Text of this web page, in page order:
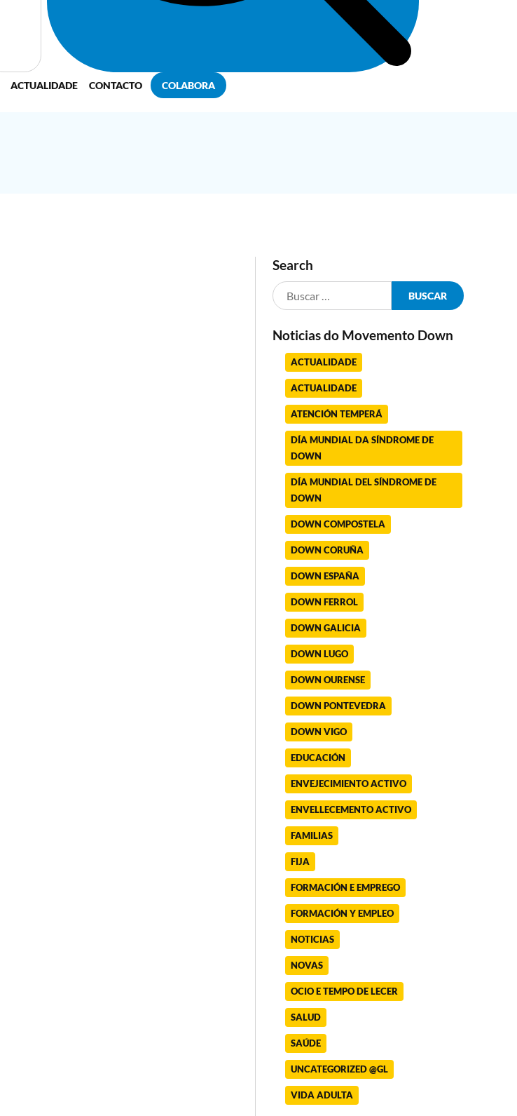
ACTUALIDADE CONTACTO COLABORA
Search
Noticias do Movemento Down
ACTUALIDADE
ACTUALIDADE
ATENCIÓN TEMPERÁ
DÍA MUNDIAL DA SÍNDROME DE
DOWN
DÍA MUNDIAL DEL SÍNDROME DE
DOWN
DOWN COMPOSTELA
DOWN CORUÑA
DOWN ESPAÑA
DOWN FERROL
DOWN GALICIA
DOWN LUGO
DOWN OURENSE
DOWN PONTEVEDRA
DOWN VIGO
EDUCACIÓN
ENVEJECIMIENTO ACTIVO
ENVELLECEMENTO ACTIVO
FAMILIAS
FIJA
FORMACIÓN E EMPREGO
FORMACIÓN Y EMPLEO
NOTICIAS
NOVAS
OCIO E TEMPO DE LECER
SALUD
SAÚDE
UNCATEGORIZED @GL
VIDA ADULTA